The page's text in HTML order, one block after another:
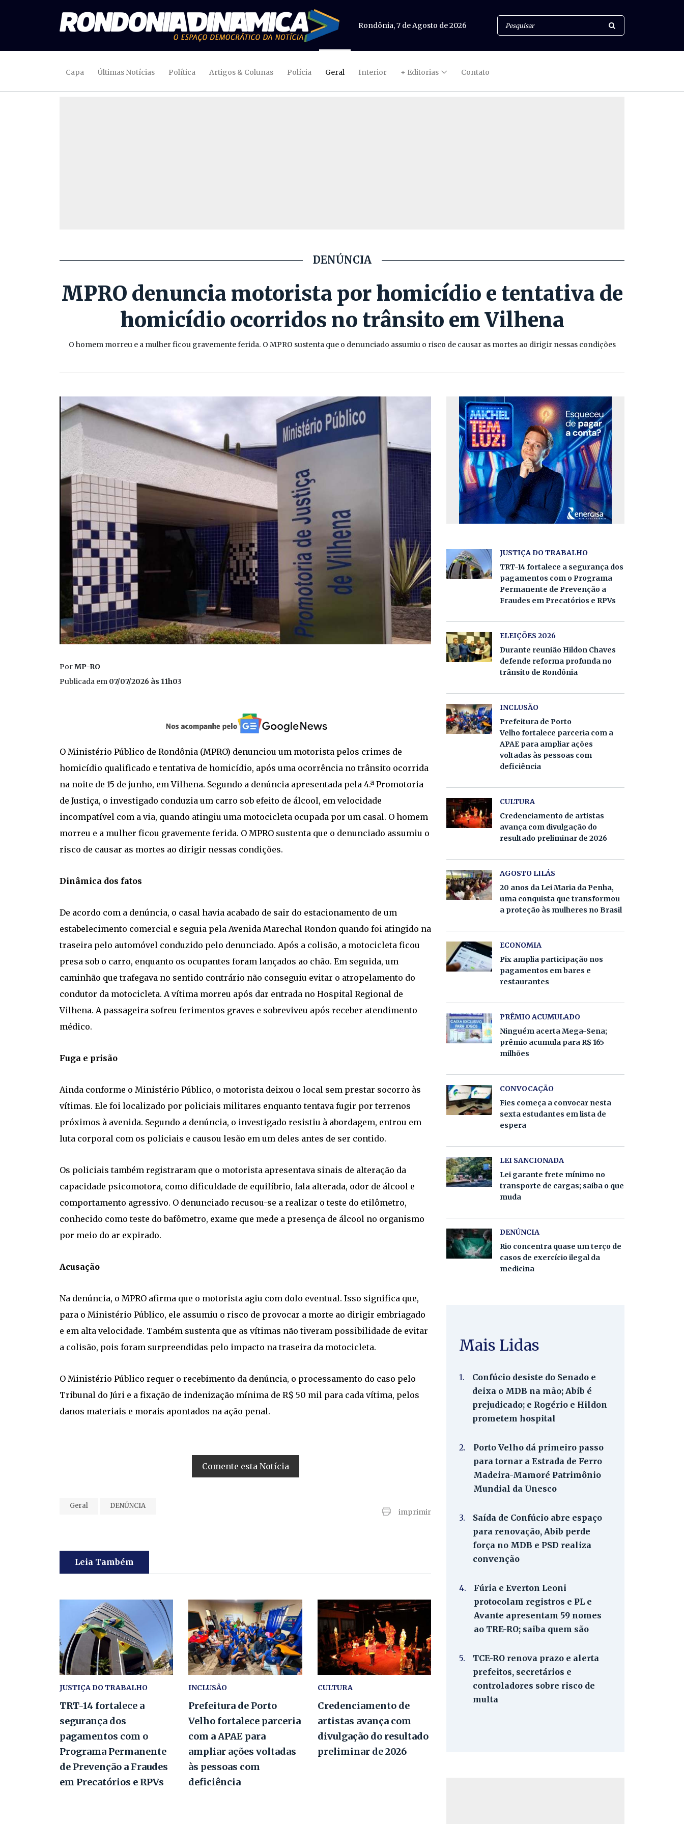
Rondônia, 7 de Agosto de 2026
Capa Últimas Notícias Política Artigos & Colunas Polícia Geral Interior + Editorias Contato
DENÚNCIA
MPRO denuncia motorista por homicídio e tentativa de
homicídio ocorridos no trânsito em Vilhena
O homem morreu e a mulher ficou gravemente ferida. O MPRO sustenta que o denunciado assumiu o risco de causar as mortes ao dirigir nessas condições
PorMP-RO
Publicada em 07/07/2026 às 11h03
O Ministério Público de Rondônia (MPRO) denunciou um motorista pelos crimes de
homicídio qualificado e tentativa de homicídio, após uma ocorrência no trânsito ocorrida
na noite de 15 de junho, em Vilhena. Segundo a denúncia apresentada pela 4.ª Promotoria
de Justiça, o investigado conduzia um carro sob efeito de álcool, em velocidade
incompatível com a via, quando atingiu uma motocicleta ocupada por um casal. O homem
morreu e a mulher ficou gravemente ferida. O MPRO sustenta que o denunciado assumiu o
risco de causar as mortes ao dirigir nessas condições.
Dinâmica dos fatos
De acordo com a denúncia, o casal havia acabado de sair do estacionamento de um
estabelecimento comercial e seguia pela Avenida Marechal Rondon quando foi atingido na
traseira pelo automóvel conduzido pelo denunciado. Após a colisão, a motocicleta ficou
presa sob o carro, enquanto os ocupantes foram lançados ao chão. Em seguida, um
caminhão que trafegava no sentido contrário não conseguiu evitar o atropelamento do
condutor da motocicleta. A vítima morreu após dar entrada no Hospital Regional de
Vilhena. A passageira sofreu ferimentos graves e sobreviveu após receber atendimento
médico.
Fuga e prisão
Ainda conforme o Ministério Público, o motorista deixou o local sem prestar socorro às
vítimas. Ele foi localizado por policiais militares enquanto tentava fugir por terrenos
próximos à avenida. Segundo a denúncia, o investigado resistiu à abordagem, entrou em
luta corporal com os policiais e causou lesão em um deles antes de ser contido.
Os policiais também registraram que o motorista apresentava sinais de alteração da
capacidade psicomotora, como dificuldade de equilíbrio, fala alterada, odor de álcool e
comportamento agressivo. O denunciado recusou-se a realizar o teste do etilômetro,
conhecido como teste do bafômetro, exame que mede a presença de álcool no organismo
por meio do ar expirado.
Acusação
Na denúncia, o MPRO afirma que o motorista agiu com dolo eventual. Isso significa que,
para o Ministério Público, ele assumiu o risco de provocar a morte ao dirigir embriagado
e em alta velocidade. Também sustenta que as vítimas não tiveram possibilidade de evitar
a colisão, pois foram surpreendidas pelo impacto na traseira da motocicleta.
O Ministério Público requer o recebimento da denúncia, o processamento do caso pelo
Tribunal do Júri e a fixação de indenização mínima de R$ 50 mil para cada vítima, pelos
danos materiais e morais apontados na ação penal.
Comente esta Notícia
Geral DENÚNCIA
imprimir
Leia Também
JUSTIÇA DO TRABALHO
TRT-14 fortalece a
segurança dos
pagamentos com o
Programa Permanente
de Prevenção a Fraudes
em Precatórios e RPVs
INCLUSÃO
Prefeitura de Porto
Velho fortalece parceria
com a APAE para
ampliar ações voltadas
às pessoas com
deficiência
CULTURA
Credenciamento de
artistas avança com
divulgação do resultado
preliminar de 2026
JUSTIÇA DO TRABALHO
TRT-14 fortalece a segurança dos
pagamentos com o Programa
Permanente de Prevenção a
Fraudes em Precatórios e RPVs
ELEIÇÕES 2026
Durante reunião Hildon Chaves
defende reforma profunda no
trânsito de Rondônia
INCLUSÃO
Prefeitura de Porto
Velho fortalece parceria com a
APAE para ampliar ações
voltadas às pessoas com
deficiência
CULTURA
Credenciamento de artistas
avança com divulgação do
resultado preliminar de 2026
AGOSTO LILÁS
20 anos da Lei Maria da Penha,
uma conquista que transformou
a proteção às mulheres no Brasil
ECONOMIA
Pix amplia participação nos
pagamentos em bares e
restaurantes
PRÊMIO ACUMULADO
Ninguém acerta Mega-Sena;
prêmio acumula para R$ 165
milhões
CONVOCAÇÃO
Fies começa a convocar nesta
sexta estudantes em lista de
espera
LEI SANCIONADA
Lei garante frete mínimo no
transporte de cargas; saiba o que
muda
DENÚNCIA
Rio concentra quase um terço de
casos de exercício ilegal da
medicina
Mais Lidas
1.
Confúcio desiste do Senado e
deixa o MDB na mão; Abib é
prejudicado; e Rogério e Hildon
prometem hospital
2.
Porto Velho dá primeiro passo
para tornar a Estrada de Ferro
Madeira-Mamoré Patrimônio
Mundial da Unesco
3.
Saída de Confúcio abre espaço
para renovação, Abib perde
força no MDB e PSD realiza
convenção
4.
Fúria e Everton Leoni
protocolam registros e PL e
Avante apresentam 59 nomes
ao TRE-RO; saiba quem são
5.
TCE-RO renova prazo e alerta
prefeitos, secretários e
controladores sobre risco de
multa